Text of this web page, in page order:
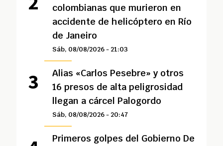
colombianas que murieron en
accidente de helicóptero en Río
de Janeiro
Sáb, 08/08/2026 - 21:03
Alias «Carlos Pesebre» y otros
16 presos de alta peligrosidad
llegan a cárcel Palogordo
Sáb, 08/08/2026 - 20:47
Primeros golpes del Gobierno De